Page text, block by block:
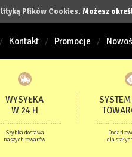
Plików Cookies. Możesz
Kontakt Promocje
WYSYŁKA
W 24 H
Szybka dostawa
naszych towarów
dla